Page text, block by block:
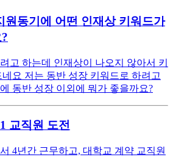
원동기에 어떤 인재상 키워드가
고 하는데 인재상이 나오지 않아서 키
요 저는 동반 성장 키워드로 하려고
동반 성장 이외에 뭐가 좋을까요?
교직원 도전
4년간 근무하고, 대학교 계약 교직원